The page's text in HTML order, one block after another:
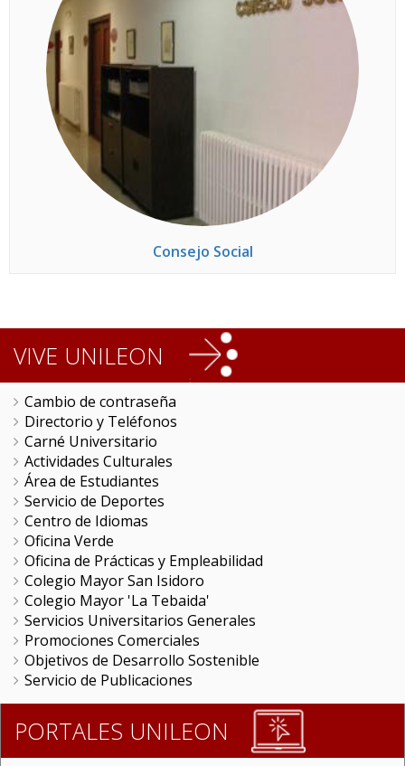
Consejo Social
VIVE UNILEON
Cambio de contraseña
Directorio y Teléfonos
Carné Universitario
Actividades Culturales
Área de Estudiantes
Servicio de Deportes
Centro de Idiomas
Oficina Verde
Oficina de Prácticas y Empleabilidad
Colegio Mayor San Isidoro
Colegio Mayor 'La Tebaida'
Servicios Universitarios Generales
Promociones Comerciales
Objetivos de Desarrollo Sostenible
Servicio de Publicaciones
PORTALES UNILEON